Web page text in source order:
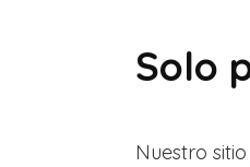
Solo
Nuestro